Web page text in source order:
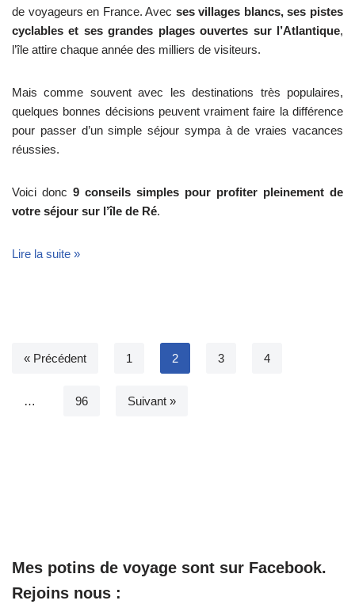
de voyageurs en France. Avec ses villages blancs, ses pistes
cyclables et ses grandes plages ouvertes sur l’Atlantique,
l’île attire chaque année des milliers de visiteurs.
Mais comme souvent avec les destinations très populaires,
quelques bonnes décisions peuvent vraiment faire la différence
pour passer d’un simple séjour sympa à de vraies vacances
réussies.
Voici donc 9 conseils simples pour profiter pleinement de
votre séjour sur l’île de Ré.
Lire la suite »
« Précédent 1 2 3 4
… 96 Suivant »
Mes potins de voyage sont sur Facebook.
Rejoins nous :